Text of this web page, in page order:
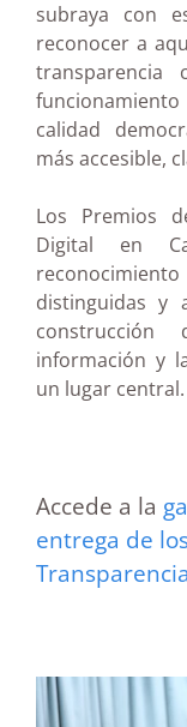
subraya con
reconocer a
calidad
más accesible,
Los Premios
Digital en
distinguidas y
información y
un lugar central.
Accede a la
entrega de